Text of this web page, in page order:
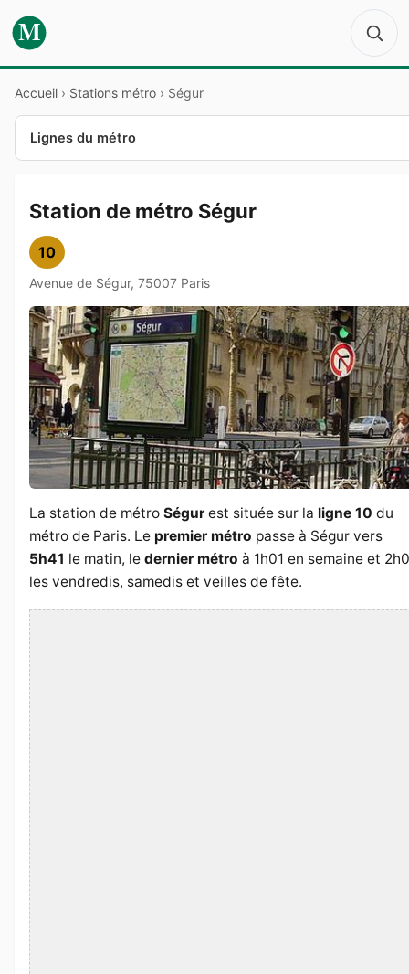
M
Accueil › Stations métro › Ségur
Lignes du métro
Station de métro Ségur
10
Avenue de Ségur, 75007 Paris
La station de métro Ségur est située sur la ligne 10 du
métro de Paris. Le premier métro passe à Ségur vers
5h41 le matin, le dernier métro à 1h01 en semaine et
les vendredis, samedis et veilles de fête.